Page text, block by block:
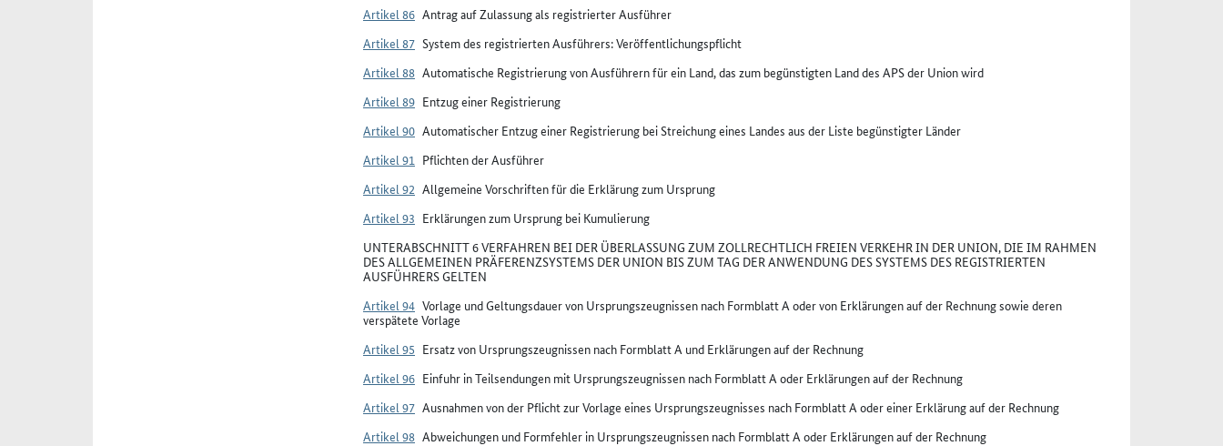
Artikel 86 Antrag auf Zulassung als registrierter Ausführer
Artikel 87 System des registrierten Ausführers: Veröffentlichungspflicht
Artikel 88 Automatische Registrierung von Ausführern für ein Land, das zum begünstigten Land des APS der Union wird
Artikel 89 Entzug einer Registrierung
Artikel 90 Automatischer Entzug einer Registrierung bei Streichung eines Landes aus der Liste begünstigter Länder
Artikel 91 Pflichten der Ausführer
Artikel 92 Allgemeine Vorschriften für die Erklärung zum Ursprung
Artikel 93 Erklärungen zum Ursprung bei Kumulierung
UNTERABSCHNITT 6 VERFAHREN BEI DER ÜBERLASSUNG ZUM ZOLLRECHTLICH FREIEN VERKEHR IN DER UNION, DIE IM RAHMEN
DES ALLGEMEINEN PRÄFERENZSYSTEMS DER UNION BIS ZUM TAG DER ANWENDUNG DES SYSTEMS DES REGISTRIERTEN
AUSFÜHRERS GELTEN
Artikel 94 Vorlage und Geltungsdauer von Ursprungszeugnissen nach Formblatt A oder von Erklärungen auf der Rechnung sowie deren
verspätete Vorlage
Artikel 95 Ersatz von Ursprungszeugnissen nach Formblatt A und Erklärungen auf der Rechnung
Artikel 96 Einfuhr in Teilsendungen mit Ursprungszeugnissen nach Formblatt A oder Erklärungen auf der Rechnung
Artikel 97 Ausnahmen von der Pflicht zur Vorlage eines Ursprungszeugnisses nach Formblatt A oder einer Erklärung auf der Rechnung
Artikel 98 Abweichungen und Formfehler in Ursprungszeugnissen nach Formblatt A oder Erklärungen auf der Rechnung